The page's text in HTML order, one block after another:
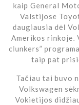
kaip General
Valstijose
daugiausia dėl
Amerikos rinkoje.
clunkers”
taip pat
Tačiau tai buvo
Volkswagen
Vokietijos